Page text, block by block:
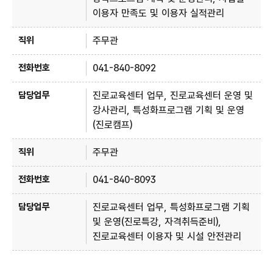
이용자 만족도 및 이용자 실적관리
주무관
041-840-8092
진로교육센터 업무, 진로교육센터 운영 및
강사관리, 특성화프로그램 기획 및 운영
(진로캠프)
주무관
041-840-8093
진로교육센터 업무, 특성화프로그램 기획
및 운영(진로특강, 자격취득준비),
진로교육센터 이용자 및 시설 안전관리